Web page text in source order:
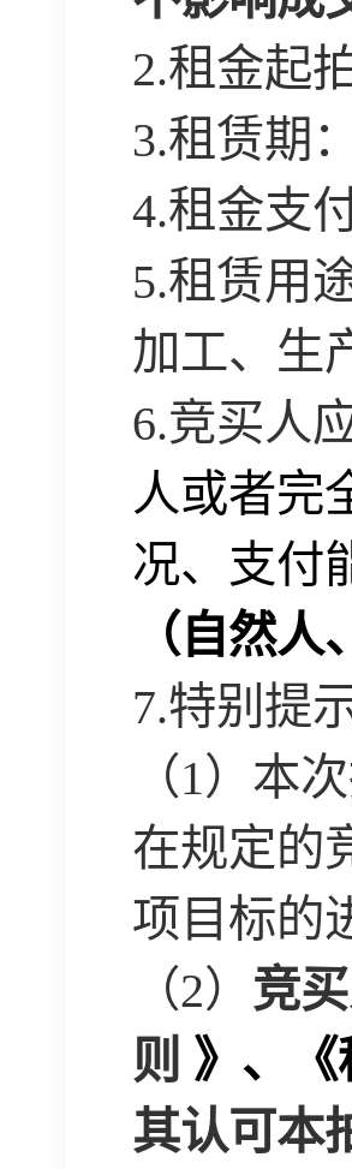
2.租金起
3.租赁期：
4.租金支
5.租赁用
加工、生
6.竞买人
人或者完
况、支付
（自然
7.特别提示
（1）本
在规定的
项目标的
（2） 竞
则 》、
其认可本